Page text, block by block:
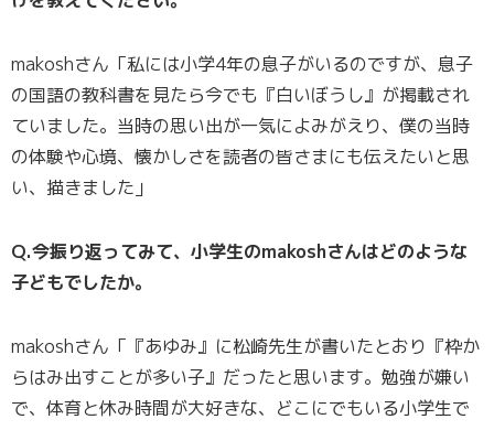
makoshさん「私には小学4年の息子がいるのですが、息子
の国語の教科書を見たら今でも『白いぼうし』が掲載され
ていました。当時の思い出が一気によみがえり、僕の当時
の体験や心境、懐かしさを読者の皆さまにも伝えたいと思
い、描きました」
Q.今振り返ってみて、小学生のmakoshさんはどのような
子どもでしたか。
makoshさん「『あゆみ』に松崎先生が書いたとおり『枠か
らはみ出すことが多い子』だったと思います。勉強が嫌い
で、体育と休み時間が大好きな、どこにでもいる小学生で